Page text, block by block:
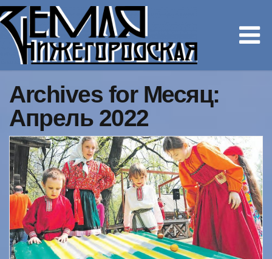
Archives for Месяц:
Апрель 2022